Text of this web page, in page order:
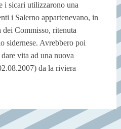
i sicari utilizzarono una
i Salerno appartenevano, in
dei Commisso, ritenuta
sidernese. Avrebbero poi
vita ad una nuova
da la riviera